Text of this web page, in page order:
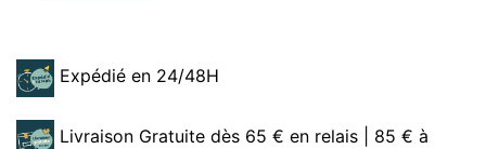
Expédié en 24/48H
Livraison Gratuite dès 65 € en relais | 85 € à